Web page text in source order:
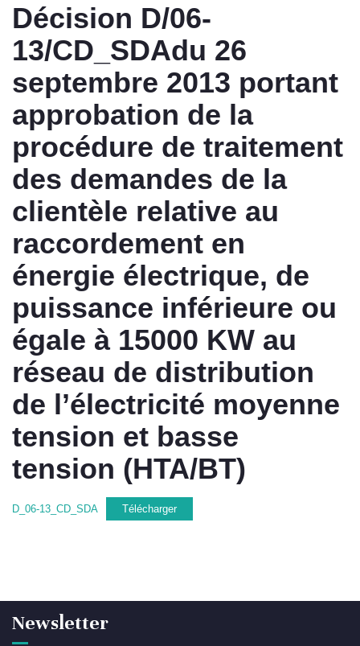
Décision D/06-
13/CD_SDAdu 26
septembre 2013 portant
approbation de la
procédure de traitement
des demandes de la
clientèle relative au
raccordement en
énergie électrique, de
puissance inférieure ou
égale à 15000 KW au
réseau de distribution
de l’électricité moyenne
tension et basse
tension (HTA/BT)
D_06-13_CD_SDA Télécharger
Newsletter